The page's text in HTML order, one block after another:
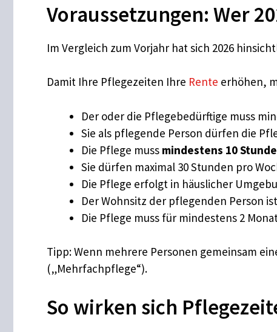
Voraussetzungen: Wer
Im Vergleich zum Vorjahr hat sich 2026
Damit Ihre Pflegezeiten Ihre Rente erhöhen,
Der oder die Pflegebedürftige muss
Sie als pflegende Person dürfen die
Die Pflege muss mindestens 10
Sie dürfen maximal 30 Stunden pro
Die Pflege erfolgt in häuslicher
Der Wohnsitz der pflegenden Person
Die Pflege muss für mindestens 2
Tipp: Wenn mehrere Personen gemeinsam
(„Mehrfachpflege“).
So wirken sich